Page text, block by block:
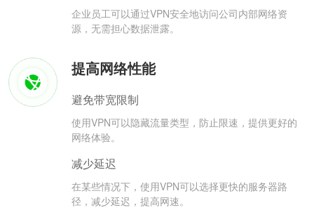
企业员工可以通过VPN安全地访问公司内部网络资
源，无需担心数据泄露。
提高网络性能
避免带宽限制
使用VPN可以隐藏流量类型，防止限速，提供更好的
网络体验。
减少延迟
在某些情况下，使用VPN可以选择更快的服务器路
径，减少延迟，提高网速。